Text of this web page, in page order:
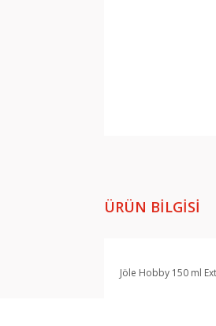
ÜRÜN BILGISI
Jöle Hobby 150 ml